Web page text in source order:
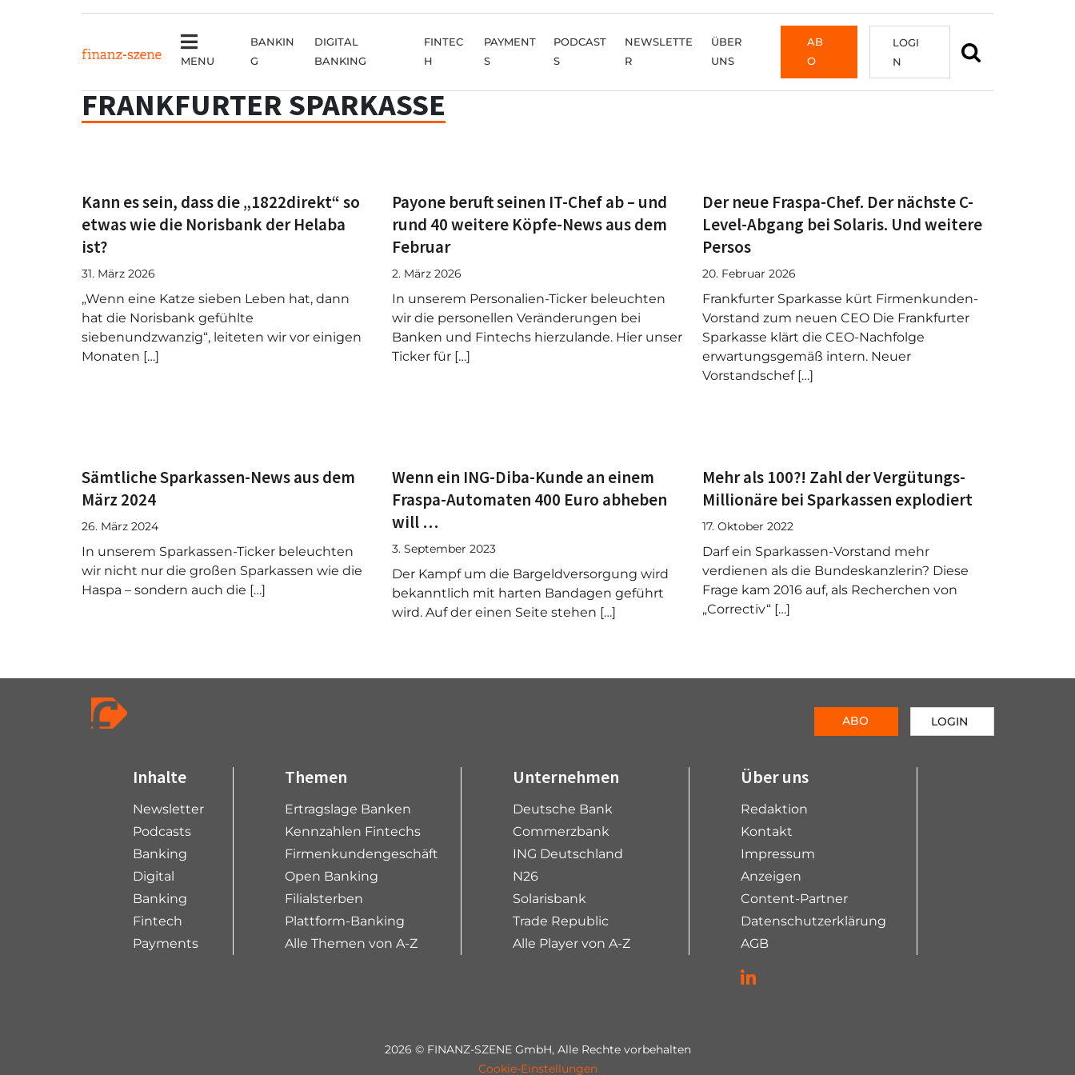
MENU
BANKIN
G
DIGITAL
BANKING
FINTEC
H
PAYMENT
S
PODCAST
S
NEWSLETTE
R
ÜBER
UNS
AB
O
LOGI
N
FRANKFURTER SPARKASSE
Kann es sein, dass die „1822direkt“ so
etwas wie die Norisbank der Helaba
ist?
31. März 2026
„Wenn eine Katze sieben Leben hat, dann
hat die Norisbank gefühlte
siebenundzwanzig“, leiteten wir vor einigen
Monaten […]
Payone beruft seinen IT-Chef ab – und
rund 40 weitere Köpfe-News aus dem
Februar
2. März 2026
In unserem Personalien-Ticker beleuchten
wir die personellen Veränderungen bei
Banken und Fintechs hierzulande. Hier unser
Ticker für […]
Der neue Fraspa-Chef. Der nächste C-
Level-Abgang bei Solaris. Und weitere
Persos
20. Februar 2026
Frankfurter Sparkasse kürt Firmenkunden-
Vorstand zum neuen CEO Die Frankfurter
Sparkasse klärt die CEO-Nachfolge
erwartungsgemäß intern. Neuer
Vorstandschef […]
Sämtliche Sparkassen-News aus dem
März 2024
26. März 2024
In unserem Sparkassen-Ticker beleuchten
wir nicht nur die großen Sparkassen wie die
Haspa – sondern auch die […]
Wenn ein ING-Diba-Kunde an einem
Fraspa-Automaten 400 Euro abheben
will …
3. September 2023
Der Kampf um die Bargeldversorgung wird
bekanntlich mit harten Bandagen geführt
wird. Auf der einen Seite stehen […]
Mehr als 100?! Zahl der Vergütungs-
Millionäre bei Sparkassen explodiert
17. Oktober 2022
Darf ein Sparkassen-Vorstand mehr
verdienen als die Bundeskanzlerin? Diese
Frage kam 2016 auf, als Recherchen von
„Correctiv“ […]
Inhalte
Newsletter
Podcasts
Banking
Digital
Banking
Fintech
Payments
Themen
Ertragslage Banken
Kennzahlen Fintechs
Firmenkundengeschäft
Open Banking
Filialsterben
Plattform-Banking
Alle Themen von A-Z
Unternehmen
Deutsche Bank
Commerzbank
ING Deutschland
N26
Solarisbank
Trade Republic
Alle Player von A-Z
Über uns
Redaktion
Kontakt
Impressum
Anzeigen
Content-Partner
Datenschutzerklärung
AGB
ABO LOGIN
2026 © FINANZ-SZENE GmbH, Alle Rechte vorbehalten
Cookie-Einstellungen